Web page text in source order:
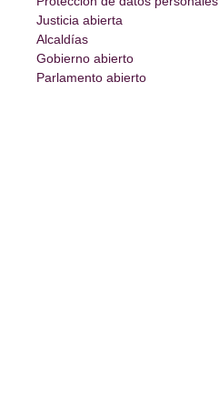
Justicia abierta
Alcaldías
Gobierno abierto
Parlamento abierto